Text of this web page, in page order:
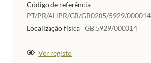
Código de referência
PT/PR/AHPR/GB/GB0205/5929/000014
Localização física GB.5929/000014
Ver registo